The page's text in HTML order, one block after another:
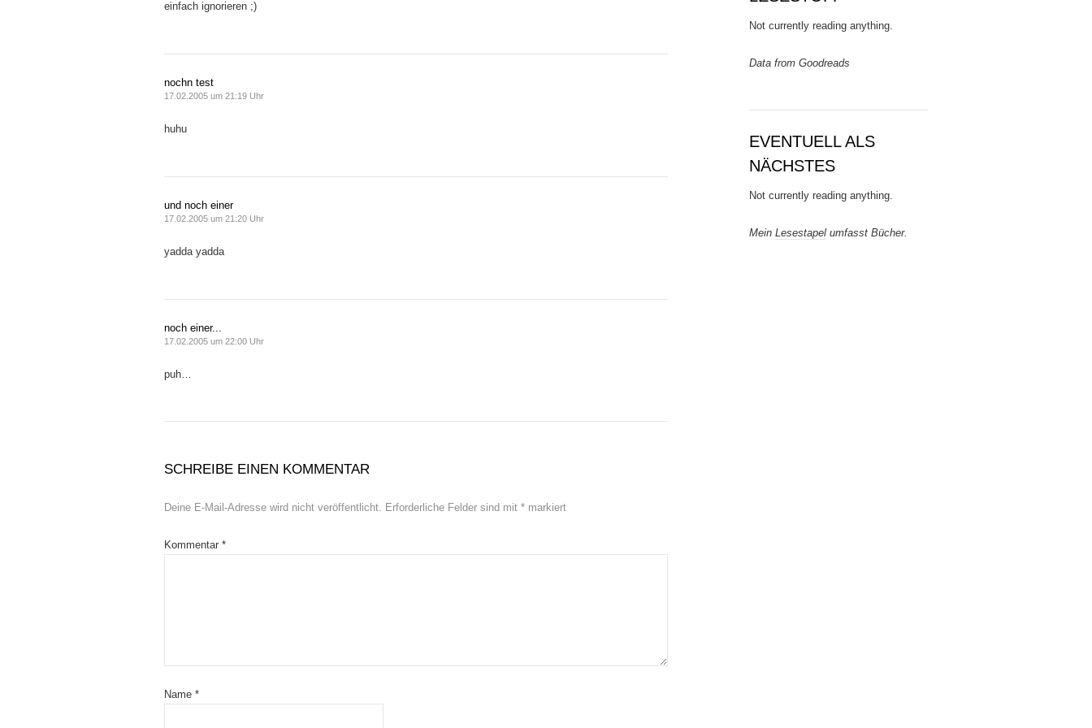
einfach ignorieren ;)
nochn test
17.02.2005 um 21:19 Uhr
huhu
und noch einer
17.02.2005 um 21:20 Uhr
yadda yadda
noch einer...
17.02.2005 um 22:00 Uhr
puh…
SCHREIBE EINEN KOMMENTAR
Deine E-Mail-Adresse wird nicht veröffentlicht. Erforderliche Felder sind mit * markiert
Kommentar *
Name *
Not currently reading anything.
Data from Goodreads
EVENTUELL ALS
NÄCHSTES
Not currently reading anything.
Mein Lesestapel umfasst Bücher.